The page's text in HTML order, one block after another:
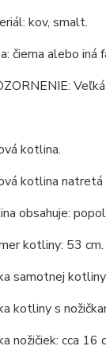
kov, smalt.
čierna alebo iná
kotlina.
kotlina natretá
obsahuje:
kotliny: 53 cm.
samotnej
kotliny s
nožičiek: cca 16